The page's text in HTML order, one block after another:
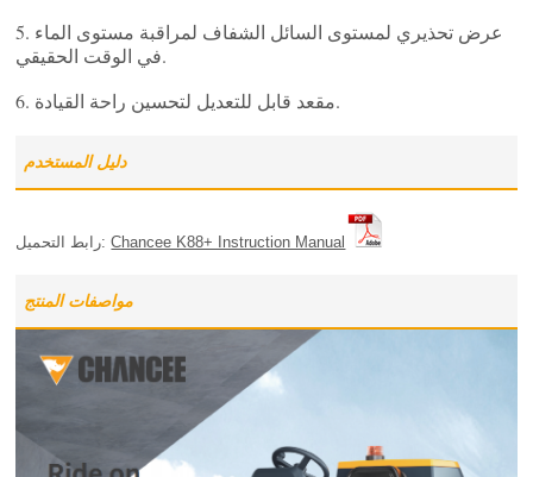
5. عرض تحذيري لمستوى السائل الشفاف لمراقبة مستوى الماء
في الوقت الحقيقي.
6. مقعد قابل للتعديل لتحسين راحة القيادة.
دليل المستخدم
رابط التحميل:Chancee K88+ Instruction Manual
مواصفات المنتج